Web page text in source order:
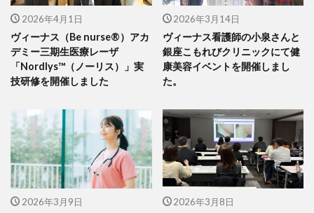
2026年4月1日
ヴィーナス（Be nurse®）アカ
デミー三期生医療レーザ
「Nordlys™（ノーリス）」実
技研修を開催しました
2026年3月14日
ヴィーナス看護師の小泉さんと
銀座こもれびクリニックにて健
康美容イベントを開催しまし
た。
2026年3月9日 2026年3月8日